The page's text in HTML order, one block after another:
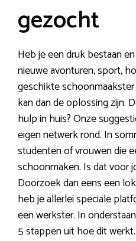
gezocht
Heb je een druk bestaan
nieuwe avonturen, sport,
geschikte
kan dan de oplossing zijn.
hulp in huis? Onze
eigen netwerk rond. In
studenten of vrouwen die
schoonmaken. Is dat voor
Doorzoek dan eens een
heb je allerlei speciale
een werkster. In
5 stappen uit hoe dit werkt.